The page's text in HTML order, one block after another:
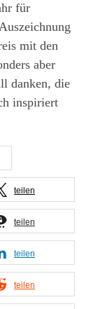
für
mit den
aber
danken, die
inspiriert
teilen
teilen
teilen
teilen